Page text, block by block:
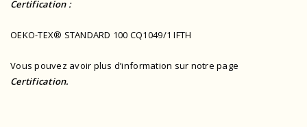
Certification :
OEKO-TEX® STANDARD 100 CQ1049/1 IFTH
Vous pouvez avoir plus d’information sur notre page
Certification.